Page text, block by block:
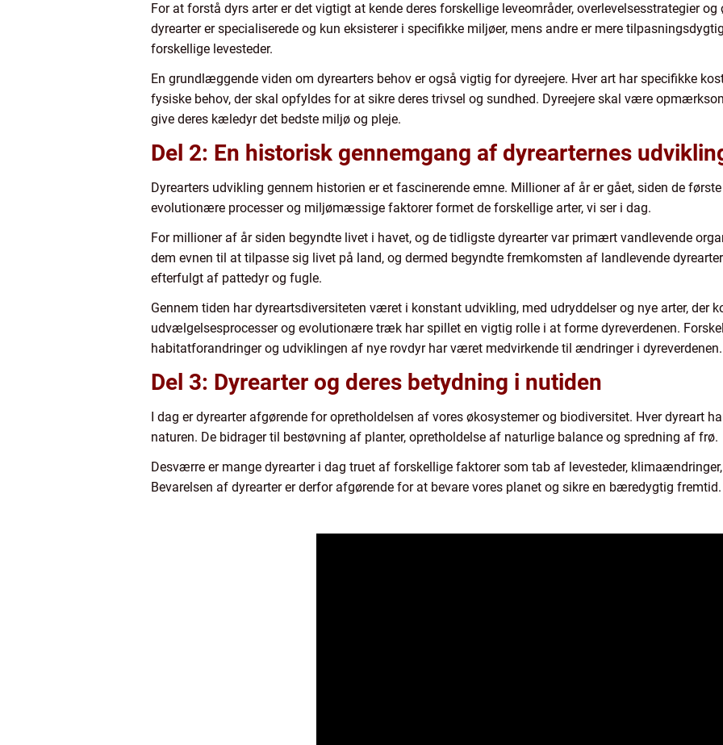
For at forstå dyrs arter er det vigtigt at kende deres forskellige leveområder, overlevelsesstrategier og
dyrearter er specialiserede og kun eksisterer i specifikke miljøer, mens andre er mere
forskellige levesteder.
En grundlæggende viden om dyrearters behov er også vigtig for dyreejere. Hver art har specifikke
fysiske behov, der skal opfyldes for at sikre deres trivsel og sundhed. Dyreejere skal være
give deres kæledyr det bedste miljø og pleje.
Del 2: En historisk gennemgang af dyrearternes
Dyrearters udvikling gennem historien er et fascinerende emne. Millioner af år er gået, siden de
evolutionære processer og miljømæssige faktorer formet de forskellige arter, vi ser i dag.
For millioner af år siden begyndte livet i havet, og de tidligste dyrearter var primært vandlevende
dem evnen til at tilpasse sig livet på land, og dermed begyndte fremkomsten af landlevende
efterfulgt af pattedyr og fugle.
Gennem tiden har dyreartsdiversiteten været i konstant udvikling, med udryddelser og nye arter, der
udvælgelsesprocesser og evolutionære træk har spillet en vigtig rolle i at forme dyreverdenen.
habitatforandringer og udviklingen af nye rovdyr har været medvirkende til ændringer i dyreverdenen.
Del 3: Dyrearter og deres betydning i nutiden
I dag er dyrearter afgørende for opretholdelsen af vores økosystemer og biodiversitet. Hver dyreart
naturen. De bidrager til bestøvning af planter, opretholdelse af naturlige balance og spredning af frø.
Desværre er mange dyrearter i dag truet af forskellige faktorer som tab af levesteder,
Bevarelsen af dyrearter er derfor afgørende for at bevare vores planet og sikre en bæredygtig fremtid.